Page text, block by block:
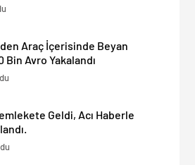
Araç İçerisinde Beyan
Bin Avro Yakalandı
Geldi, Acı Haberle